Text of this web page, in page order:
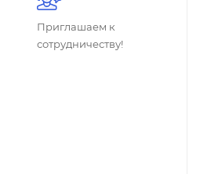
Приглашаем к
сотрудничеству!